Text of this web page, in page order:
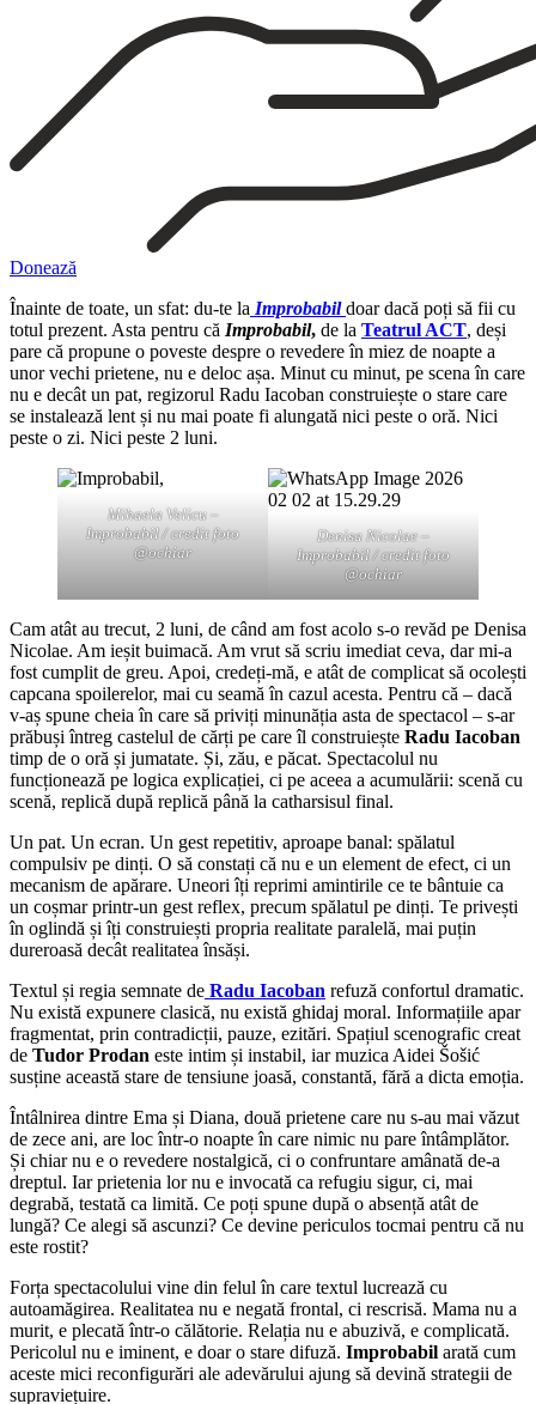
Donează
Înainte de toate, un sfat: du-te la Improbabil doar dacă poți să fii cu
totul prezent. Asta pentru că Improbabil, de la Teatrul ACT, deși
pare că propune o poveste despre o revedere în miez de noapte a
unor vechi prietene, nu e deloc așa. Minut cu minut, pe scena în care
nu e decât un pat, regizorul Radu Iacoban construiește o stare care
se instalează lent și nu mai poate fi alungată nici peste o oră. Nici
peste o zi. Nici peste 2 luni.
Mihaela Velicu –
Improbabil / credit foto
@ochiar
Denisa Nicolae –
Improbabil / credit foto
@ochiar
Cam atât au trecut, 2 luni, de când am fost acolo s-o revăd pe Denisa
Nicolae. Am ieșit buimacă. Am vrut să scriu imediat ceva, dar mi-a
fost cumplit de greu. Apoi, credeți-mă, e atât de complicat să ocolești
capcana spoilerelor, mai cu seamă în cazul acesta. Pentru că – dacă
v-aș spune cheia în care să priviți minunăția asta de spectacol – s-ar
prăbuși întreg castelul de cărți pe care îl construiește Radu Iacoban
timp de o oră și jumatate. Și, zău, e păcat. Spectacolul nu
funcționează pe logica explicației, ci pe aceea a acumulării: scenă cu
scenă, replică după replică până la catharsisul final.
Un pat. Un ecran. Un gest repetitiv, aproape banal: spălatul
compulsiv pe dinți. O să constați că nu e un element de efect, ci un
mecanism de apărare. Uneori îți reprimi amintirile ce te bântuie ca
un coșmar printr-un gest reflex, precum spălatul pe dinți. Te privești
în oglindă și îți construiești propria realitate paralelă, mai puțin
dureroasă decât realitatea însăși.
Textul și regia semnate de Radu Iacoban refuză confortul dramatic.
Nu există expunere clasică, nu există ghidaj moral. Informațiile apar
fragmentat, prin contradicții, pauze, ezitări. Spațiul scenografic creat
de Tudor Prodan este intim și instabil, iar muzica Aidei Šošić
susține această stare de tensiune joasă, constantă, fără a dicta emoția.
Întâlnirea dintre Ema și Diana, două prietene care nu s-au mai văzut
de zece ani, are loc într-o noapte în care nimic nu pare întâmplător.
Și chiar nu e o revedere nostalgică, ci o confruntare amânată de-a
dreptul. Iar prietenia lor nu e invocată ca refugiu sigur, ci, mai
degrabă, testată ca limită. Ce poți spune după o absență atât de
lungă? Ce alegi să ascunzi? Ce devine periculos tocmai pentru că nu
este rostit?
Forța spectacolului vine din felul în care textul lucrează cu
autoamăgirea. Realitatea nu e negată frontal, ci rescrisă. Mama nu a
murit, e plecată într-o călătorie. Relația nu e abuzivă, e complicată.
Pericolul nu e iminent, e doar o stare difuză. Improbabil arată cum
aceste mici reconfigurări ale adevărului ajung să devină strategii de
supraviețuire.